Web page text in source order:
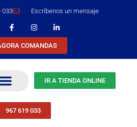
033 Escríbenos un mensaje
COMANDAS
IR A TIENDA ONLINE
967 619 033